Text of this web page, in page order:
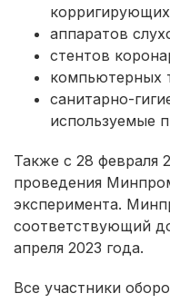
аппаратов
стентов
компьютерных
санитарно-
используемые
Также с 28 февраля
проведения
эксперимента.
соответствующий
апреля 2023 года.
Все участники